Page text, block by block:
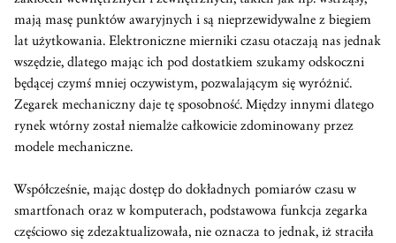
mają masę punktów awaryjnych i są nieprzewidywalne z biegiem
lat użytkowania. Elektroniczne mierniki czasu otaczają nas jednak
wszędzie, dlatego mając ich pod dostatkiem szukamy odskoczni
będącej czymś mniej oczywistym, pozwalającym się wyróżnić.
Zegarek mechaniczny daje tę sposobność. Między innymi dlatego
rynek wtórny został niemalże całkowicie zdominowany przez
modele mechaniczne.
Współcześnie, mając dostęp do dokładnych pomiarów czasu w
smartfonach oraz w komputerach, podstawowa funkcja zegarka
częściowo się zdezaktualizowała, nie oznacza to jednak, iż straciła